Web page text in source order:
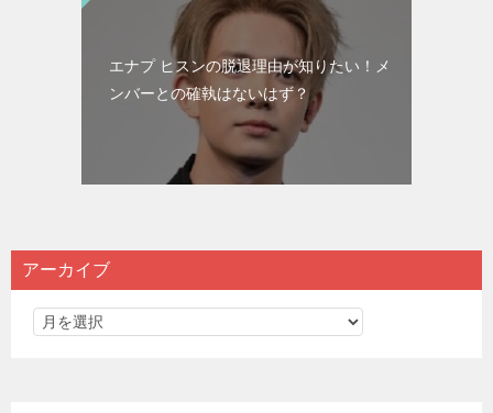
エナプ ヒスンの脱退理由が知りたい！メ
ンバーとの確執はないはず？
アーカイブ